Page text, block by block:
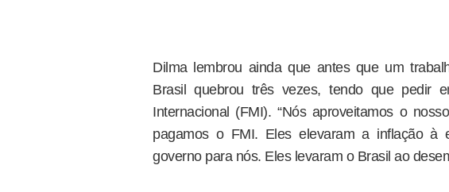
Dilma lembrou ainda que antes que um
Brasil quebrou três vezes, tendo que pedir
Internacional (FMI). “Nós aproveitamos o
pagamos o FMI. Eles elevaram a inflação à
governo para nós. Eles levaram o Brasil ao